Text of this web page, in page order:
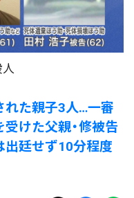
れた親子3人…一審
けた父親・修被告
出廷せず10分程度